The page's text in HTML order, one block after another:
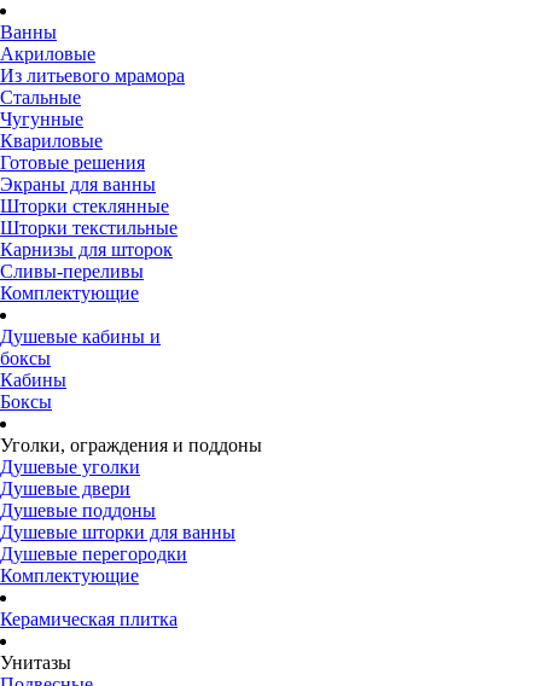
Ванны
Акриловые
Из литьевого мрамора
Стальные
Чугунные
Квариловые
Готовые решения
Экраны для ванны
Шторки стеклянные
Шторки текстильные
Карнизы для шторок
Сливы-переливы
Комплектующие
Душевые кабины и
боксы
Кабины
Боксы
Уголки, ограждения и поддоны
Душевые уголки
Душевые двери
Душевые поддоны
Душевые шторки для ванны
Душевые перегородки
Комплектующие
Керамическая плитка
Унитазы